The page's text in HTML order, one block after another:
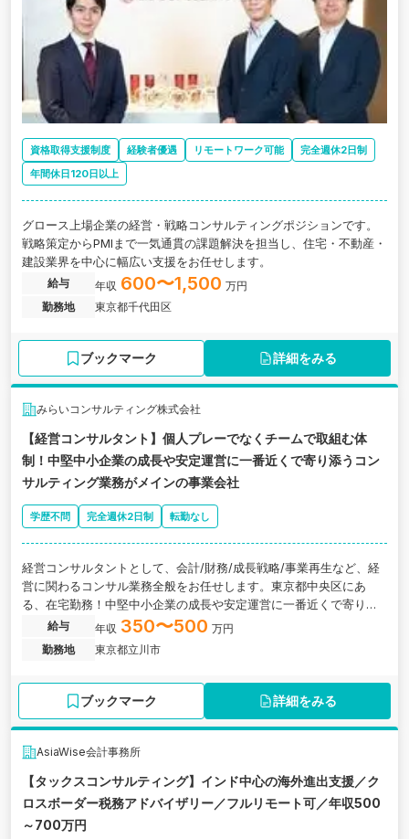
資格取得支援制度 経験者優遇 リモートワーク可能
完全週休2日制
年間休日120日以上
グロース上場企業の経営・戦略コンサルティングポジションです。
戦略策定からPMIまで一気通貫の課題解決を担当し、住宅・不動産・
建設業界を中心に幅広い支援をお任せします。
給与 年収 600〜1,500 万円
勤務地
東京都千代田区
ブックマーク 詳細をみる
みらいコンサルティング株式会社
【経営コンサルタント】個人プレーでなくチームで取組む体
制！中堅中小企業の成長や安定運営に一番近くで寄り添うコン
サルティング業務がメインの事業会社
学歴不問 完全週休2日制 転勤なし
経営コンサルタントとして、会計/財務/成長戦略/事業再生など、経
営に関わるコンサル業務全般をお任せします。東京都中央区にあ
る、在宅勤務！中堅中小企業の成長や安定運営に一番近くで寄り添
うコンサルティング業務がメインの事業会社の求人です。
給与 年収 350〜500 万円
勤務地
東京都立川市
ブックマーク 詳細をみる
AsiaWise会計事務所
【タックスコンサルティング】インド中心の海外進出支援／ク
ロスボーダー税務アドバイザリー／フルリモート可／年収500
～700万円